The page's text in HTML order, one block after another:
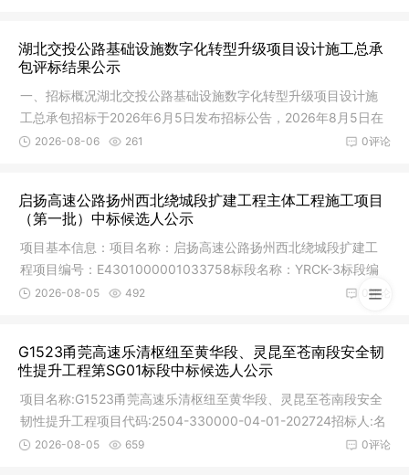
湖北交投公路基础设施数字化转型升级项目设计施工总承
包评标结果公示
一、招标概况湖北交投公路基础设施数字化转型升级项目设计施
工总承包招标于2026年6月5日发布招标公告，2026年8月5日在
湖北省公共
0评论
2026-08-06 261
启扬高速公路扬州西北绕城段扩建工程主体工程施工项目
（第一批）中标候选人公示
项目基本信息：项目名称：启扬高速公路扬州西北绕城段扩建工
程项目编号：E4301000001033758标段名称：YRCK-3标段编
号：E43010000
0评论
2026-08-05 492
G1523甬莞高速乐清枢纽至黄华段、灵昆至苍南段安全韧
性提升工程第SG01标段中标候选人公示
项目名称:G1523甬莞高速乐清枢纽至黄华段、灵昆至苍南段安全
韧性提升工程项目代码:2504-330000-04-01-202724招标人:名
称:温州市
0评论
2026-08-05 659